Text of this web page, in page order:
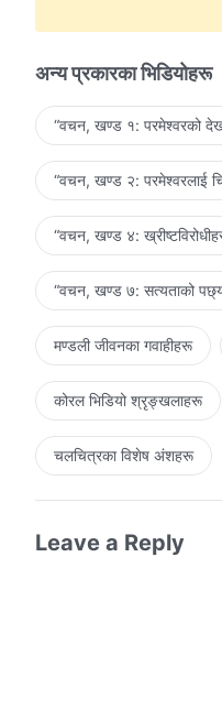
अन्य प्रकारका भिडियोहरू
“वचन, खण्ड १: परमेश्‍वरको
“वचन, खण्ड २: परमेश्‍वरलाई
“वचन, खण्ड ४:
“वचन, खण्ड ७: सत्यताको
मण्डली जीवनका गवाहीहरू
कोरल भिडियो श्रृङ्खलाहरू
चलचित्रका विशेष अंशहरू
Leave a Reply